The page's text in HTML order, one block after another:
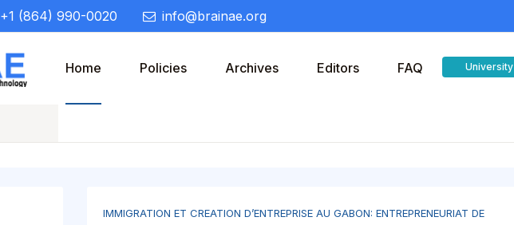
+1 (864) 990-0020 info@brainae.org
Home Policies Archives Editors FAQ University
IMMIGRATION ET CREATION D’ENTREPRISE AU GABON: ENTREPRENEURIAT DE